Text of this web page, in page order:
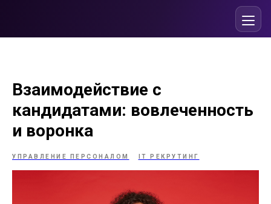
Взаимодействие с
кандидатами: вовлеченность
и воронка
УПРАВЛЕНИЕ ПЕРСОНАЛОМ IT РЕКРУТИНГ